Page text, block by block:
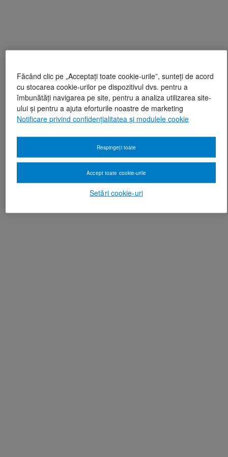
Făcând clic pe „Acceptați toate cookie-urile”, sunteți de acord
cu stocarea cookie-urilor pe dispozitivul dvs. pentru a
îmbunătăți navigarea pe site, pentru a analiza utilizarea site-
ului și pentru a ajuta eforturile noastre de marketing
Notificare privind confidențialitatea și modulele cookie
Setări cookie-uri
Respingeți toate
Accept toate cookie-urile